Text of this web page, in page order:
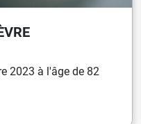
2023 à l'âge de 82